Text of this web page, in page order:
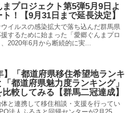
プロジェクト第5弾5月9日よ
ト！【9月31日まで延長決定】
イルスの感染拡大で落ち込んだ群馬県
するために始まった「愛郷ぐんまプロ
2020年6月から断続的に実...
】「都道府県移住希望地ランキ
「都道府県魅力度ランキング」
較してみる【群馬二冠達成】
と連携して移住相談・支援を行ってい